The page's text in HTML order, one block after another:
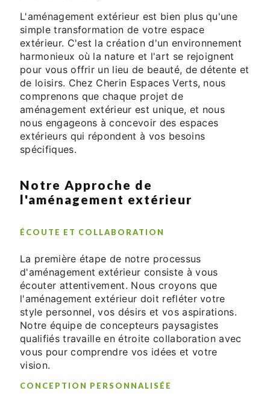
L'aménagement extérieur est bien plus qu'une
simple transformation de votre espace
extérieur. C'est la création d'un environnement
harmonieux où la nature et l'art se rejoignent
pour vous offrir un lieu de beauté, de détente et
de loisirs. Chez Cherin Espaces Verts, nous
comprenons que chaque projet de
aménagement extérieur est unique, et nous
nous engageons à concevoir des espaces
extérieurs qui répondent à vos besoins
spécifiques.
Notre Approche de
l'aménagement extérieur
ÉCOUTE ET COLLABORATION
La première étape de notre processus
d'aménagement extérieur consiste à vous
écouter attentivement. Nous croyons que
l'aménagement extérieur doit refléter votre
style personnel, vos désirs et vos aspirations.
Notre équipe de concepteurs paysagistes
qualifiés travaille en étroite collaboration avec
vous pour comprendre vos idées et votre
vision.
CONCEPTION PERSONNALISÉE